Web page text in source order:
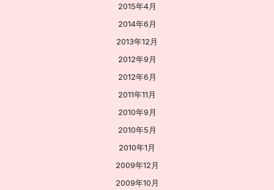
2015年4月
2014年6月
2013年12月
2012年9月
2012年6月
2011年11月
2010年9月
2010年5月
2010年1月
2009年12月
2009年10月